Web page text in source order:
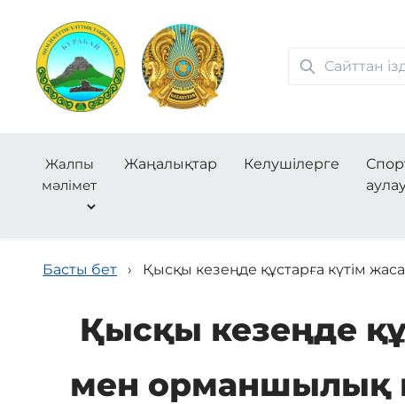
Жалпы
мәлімет
Жаңалықтар Келушілерге
Басты бет › Қысқы кезеңде құстарға күтім
Қысқы кезеңде
мен орманшылық